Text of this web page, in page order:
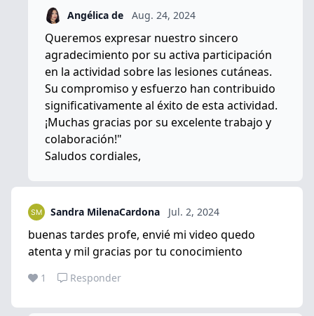
Angélica de Aug. 24, 2024
Queremos expresar nuestro sincero
agradecimiento por su activa participación
en la actividad sobre las lesiones cutáneas.
Su compromiso y esfuerzo han contribuido
significativamente al éxito de esta actividad.
¡Muchas gracias por su excelente trabajo y
colaboración!"
Saludos cordiales,
Sandra MilenaCardona Jul. 2, 2024
buenas tardes profe, envié mi video quedo
atenta y mil gracias por tu conocimiento
1 Responder